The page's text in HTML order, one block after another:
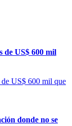
de US$ 600 mil
donde no se